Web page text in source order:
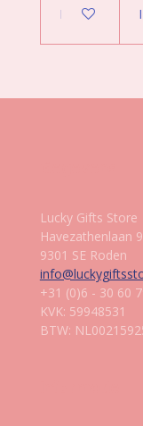
In winkelwagen
Lucky Gifts Store
Havezathenlaan
9301 SE Roden
+31 (0)6 - 30 60
KVK: 59948531
BTW: